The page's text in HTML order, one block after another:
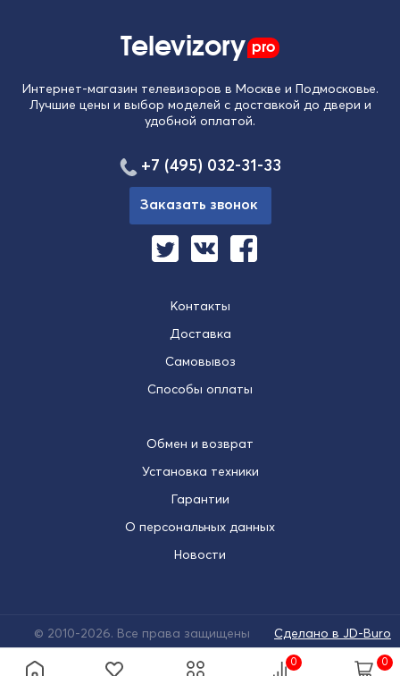
0 0
Televizory pro
Интернет-магазин телевизоров в Москве и Подмосковье.
Лучшие цены и выбор моделей с доставкой до двери и
удобной оплатой.
Контакты
Доставка
Самовывоз
Способы оплаты
Обмен и возврат
Установка техники
Гарантии
О персональных данных
Новости
+7 (495) 032-31-33
Заказать звонок
© 2010-2026. Все права защищены Сделано в JD-Buro